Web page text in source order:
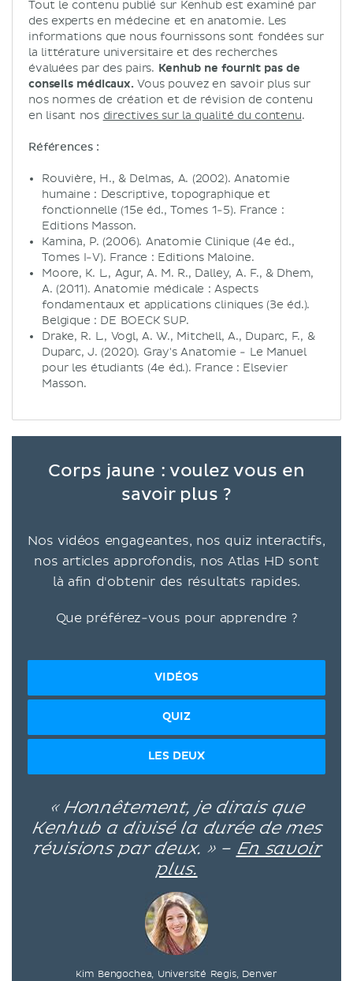
Tout le contenu publié sur Kenhub est examiné par
des experts en médecine et en anatomie. Les
informations que nous fournissons sont fondées sur
la littérature universitaire et des recherches
évaluées par des pairs. Kenhub ne fournit pas de
conseils médicaux. Vous pouvez en savoir plus sur
nos normes de création et de révision de contenu
en lisant nos directives sur la qualité du contenu.
Références :
Rouvière, H., & Delmas, A. (2002). Anatomie
humaine : Descriptive, topographique et
fonctionnelle (15e éd., Tomes 1-5). France :
Editions Masson.
Kamina, P. (2006). Anatomie Clinique (4e éd.,
Tomes I-V). France : Editions Maloine.
Moore, K. L., Agur, A. M. R., Dalley, A. F., & Dhem,
A. (2011). Anatomie médicale : Aspects
fondamentaux et applications cliniques (3e éd.).
Belgique : DE BOECK SUP.
Drake, R. L., Vogl, A. W., Mitchell, A., Duparc, F., &
Duparc, J. (2020). Gray's Anatomie - Le Manuel
pour les étudiants (4e éd.). France : Elsevier
Masson.
Corps jaune : voulez vous en
savoir plus ?
Nos vidéos engageantes, nos quiz interactifs,
nos articles approfondis, nos Atlas HD sont
là afin d'obtenir des résultats rapides.
Que préférez-vous pour apprendre ?
VIDÉOS
QUIZ
LES DEUX
« Honnêtement, je dirais que
Kenhub a divisé la durée de mes
révisions par deux. » – En savoir
plus.
Kim Bengochea, Université Regis, Denver